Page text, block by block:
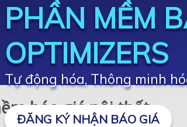
PHẦN MỀM
OPTIMIZERS
Tự động hóa, Thông minh
ĐĂNG KÝ NHẬN BÁO GIÁ
báo giá nội thất